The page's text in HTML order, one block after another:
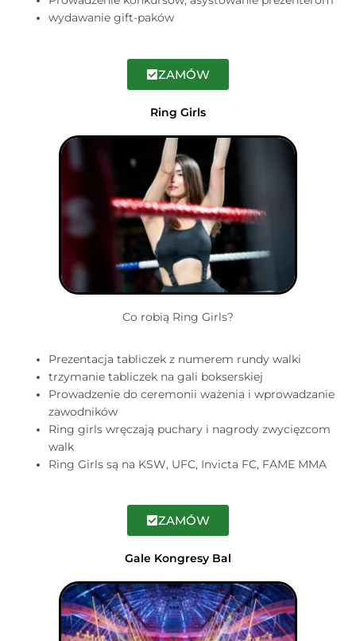
wydawanie gift-paków
ZAMÓW
Ring Girls
Co robią Ring Girls?​
Prezentacja tabliczek z numerem rundy walki
trzymanie tabliczek na gali bokserskiej
Prowadzenie do ceremonii ważenia i wprowadzanie
zawodników
Ring girls wręczają puchary i nagrody zwycięzcom
walk
Ring Girls są na KSW, UFC, Invicta FC, FAME MMA
ZAMÓW
Gale Kongresy Bal